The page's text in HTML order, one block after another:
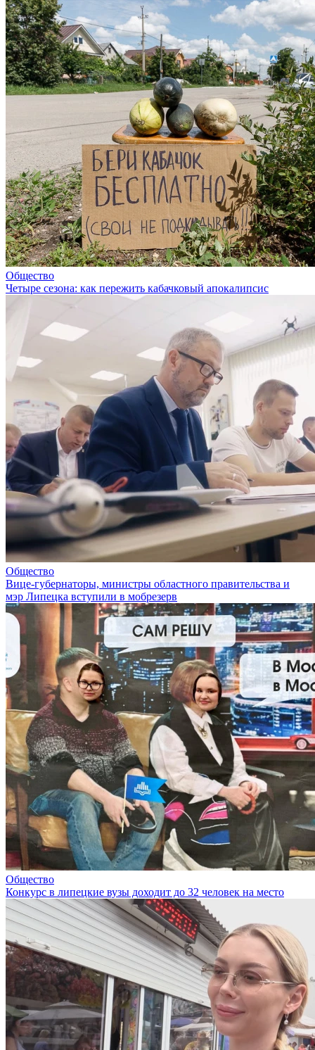
Общество
Четыре сезона: как пережить кабачковый апокалипсис
Общество
Вице-губернаторы, министры областного правительства и
мэр Липецка вступили в мобрезерв
Общество
Конкурс в липецкие вузы доходит до 32 человек на место